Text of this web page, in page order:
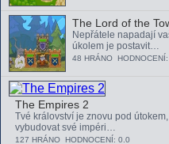
The Lord of the
Nepřátele napadají
úkolem je postavit…
48 HRÁNO
The Empires 2
Tvé království je znovu pod
vybudovat své impéri…
127 HRÁNO HODNOCENÍ: 0.0